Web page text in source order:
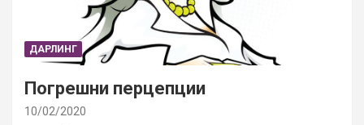
ДАРЛИНГ
Погрешни перцепции
10/02/2020